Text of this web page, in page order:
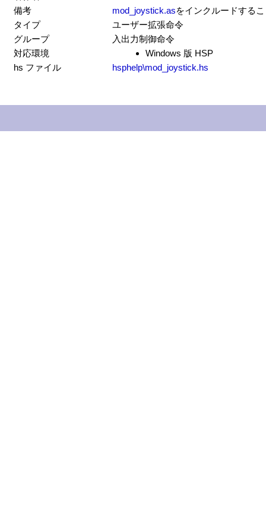
備考
mod_joystick.asをインクルードする
タイプ
ユーザー拡張命令
グループ
入出力制御命令
対応環境
Windows 版 HSP
hs ファイル
hsphelp\mod_joystick.hs